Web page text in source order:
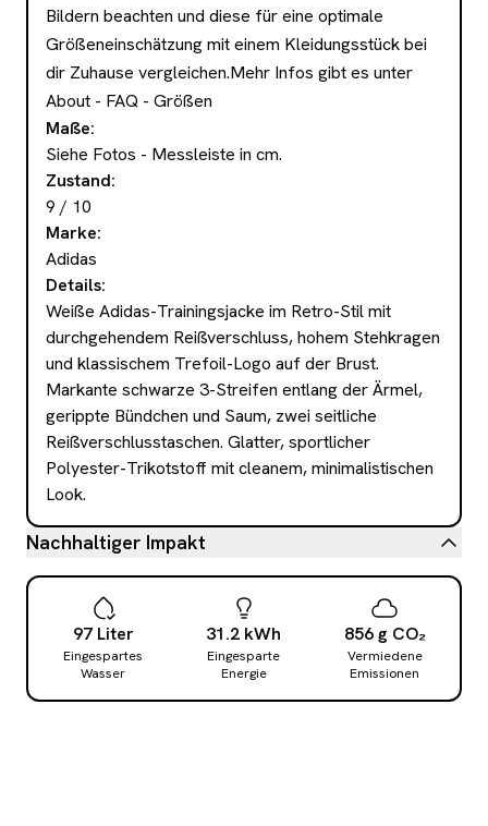
Bildern beachten und diese für eine optimale
Größeneinschätzung mit einem Kleidungsstück bei
dir Zuhause vergleichen.Mehr Infos gibt es unter
About - FAQ - Größen
Maße:
Siehe Fotos - Messleiste in cm.
Zustand:
9 / 10
Marke:
Adidas
Details:
Weiße Adidas-Trainingsjacke im Retro-Stil mit
durchgehendem Reißverschluss, hohem Stehkragen
und klassischem Trefoil-Logo auf der Brust.
Markante schwarze 3-Streifen entlang der Ärmel,
gerippte Bündchen und Saum, zwei seitliche
Reißverschlusstaschen. Glatter, sportlicher
Polyester-Trikotstoff mit cleanem, minimalistischen
Look.
Nachhaltiger Impakt
97 Liter
Eingespartes
Wasser
31.2 kWh
Eingesparte
Energie
856g CO₂
Vermiedene
Emissionen